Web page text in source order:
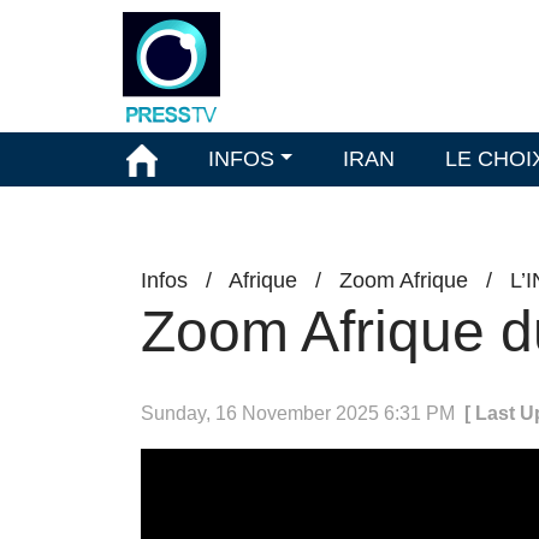
INFOS IRAN LE
Infos / Afrique / Zoom Afrique /
Zoom Afrique
Sunday, 16 November 2025 6:31 PM [ Last